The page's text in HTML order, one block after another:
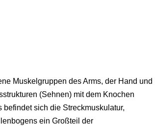
Muskelgruppen des Arms, der Hand und
(Sehnen) mit dem Knochen
sich die Streckmuskulatur,
ein Großteil der